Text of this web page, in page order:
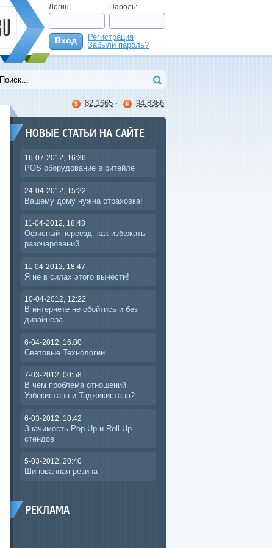
Логин: Пароль:
Вход
Регистрация
Забыли пароль?
82.1665 · 94.8366
НОВЫЕ СТАТЬИ НА САЙТЕ
16-07-2012, 16:36
POS оборудование в ритейле
24-04-2012, 15:22
Вашему дому нужна страховка!
11-04-2012, 18:48
Офисный переезд: как избежать
разочарований
11-04-2012, 18:47
Я не в силах этого вынести!
10-04-2012, 12:22
В интернете не обойтись и без
дизайнера
6-04-2012, 16:00
Световые Технологии
7-03-2012, 00:58
В чем проблема отношений
Узбекистана и Таджикистана?
6-03-2012, 10:42
Значимость Pop-Up и Roll-Up
стендов
5-03-2012, 20:40
Шипованная резина
РЕКЛАМА